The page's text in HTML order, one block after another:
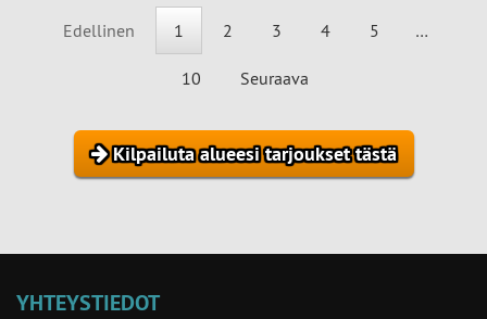
Edellinen 1 2 3 4 5 …
10 Seuraava
Kilpailuta alueesi tarjoukset tästä
YHTEYSTIEDOT